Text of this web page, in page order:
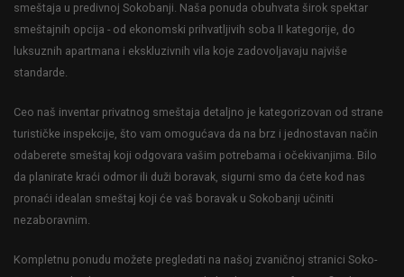
smeštaja u predivnoj Sokobanji. Naša ponuda obuhvata širok spektar
smeštajnih opcija - od ekonomski prihvatljivih soba II kategorije, do
luksuznih apartmana i ekskluzivnih vila koje zadovoljavaju najviše
standarde.
Ceo naš inventar privatnog smeštaja detaljno je kategorizovan od strane
turističke inspekcije, što vam omogućava da na brz i jednostavan način
odaberete smeštaj koji odgovara vašim potrebama i očekivanjima. Bilo
da planirate kraći odmor ili duži boravak, sigurni smo da ćete kod nas
pronaći idealan smeštaj koji će vaš boravak u Sokobanji učiniti
nezaboravnim.
Kompletnu ponudu možete pregledati na našoj zvaničnoj stranici Soko-